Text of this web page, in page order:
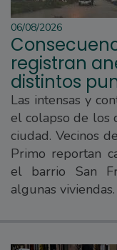
06/08/2026
registran
distintos
Las intensas y
el colapso de los
ciudad. Vecinos
Primo reportan
el barrio San
algunas viviendas.